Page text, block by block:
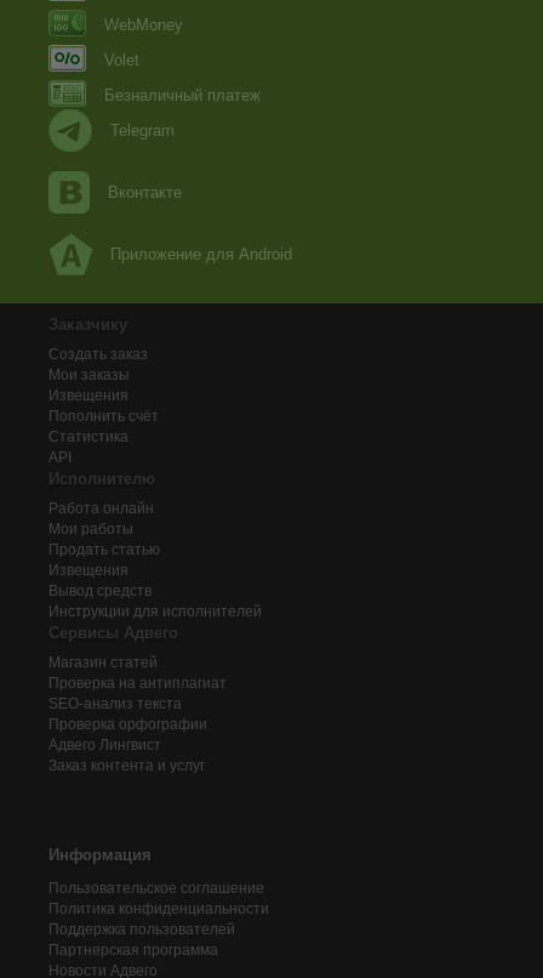
WebMoney
Volet
Безналичный платеж
Telegram
Вконтакте
Приложение для Android
Заказчику
Создать заказ
Мои заказы
Извещения
Пополнить счёт
Статистика
API
Исполнителю
Работа онлайн
Мои работы
Продать статью
Извещения
Вывод средств
Инструкции для исполнителей
Сервисы Адвего
Магазин статей
Проверка на антиплагиат
SEO-анализ текста
Проверка орфографии
Адвего Лингвист
Заказ контента и услуг
Информация
Пользовательское соглашение
Политика конфиденциальности
Поддержка пользователей
Партнерская программа
Новости Адвего